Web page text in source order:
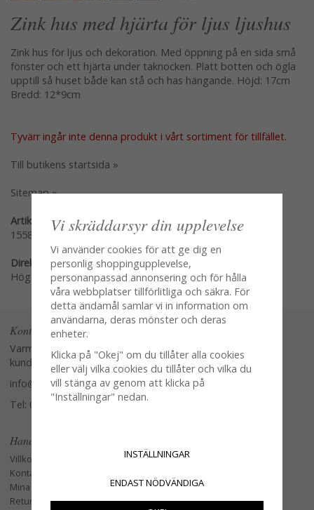
Zink hus med hjärta för ljus ljushus
Zink hus för ljus och dekoration. Med öppning på en sida små
fönster och ett hjärta under taknocken. Platt botten och ögla
upptill så huset både kan stå och has hängande. Höjd: 17cm
Bredd: 12*9cm
Tyvärr ingår inte denna produkt i vårt sortiment för tillfället.
Till butikens startsida »
Sitemap »
Artikelnummer:
15586
Direktlänk:
Högerklicka och kopiera adressen
Kontakta oss
Varmt välkommen att kontakta vår
kundtjänst.
info@glasverandan.se
Tel: 079-3495968
Handla
Villkor
Kontakta oss
Mina favoriter
Retur och Reklamation
Vi skräddarsyr din upplevelse
Vi använder cookies för att ge dig en
personlig shoppingupplevelse,
personanpassad annonsering och för hålla
våra webbplatser tillförlitliga och säkra. För
detta ändamål samlar vi in information om
användarna, deras mönster och deras
enheter.
Klicka på "Okej" om du tillåter alla cookies
eller välj vilka cookies du tillåter och vilka du
vill stänga av genom att klicka på
"Inställningar" nedan.
INSTÄLLNINGAR
ENDAST NÖDVÄNDIGA